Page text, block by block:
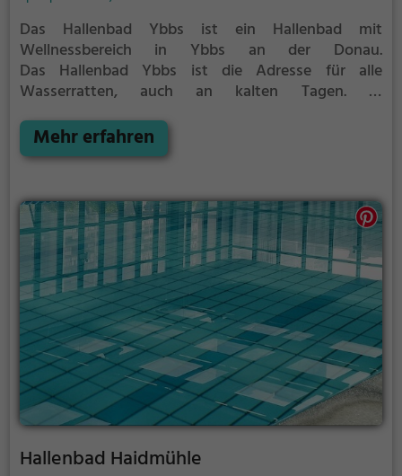
Das Hallenbad Ybbs ist ein Hallenbad mit
Wellnessbereich in Ybbs an der Donau.
Das Hallenbad Ybbs ist die Adresse für alle
Wasserratten, auch an kalten Tagen. In
klassischer Sauna, Bio Sauna, Infrarot Sauna und
Dampfbad kann man so richtig schön vom Alltag
ist ebenfalls vorhanden und sorgt für die nötige
Abkühlung zwischendurch.
Mehr erfahren
Hallenbad Haidmühle